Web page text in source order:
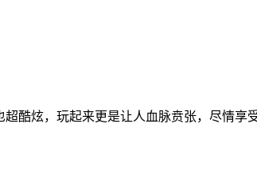
酷炫，玩起来更是让人血脉贲张，尽情享